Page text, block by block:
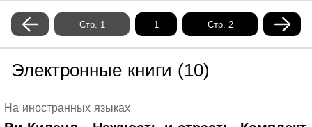
Стр. 1 Стр. 2
Электронные книги (10)
На иностранных языках